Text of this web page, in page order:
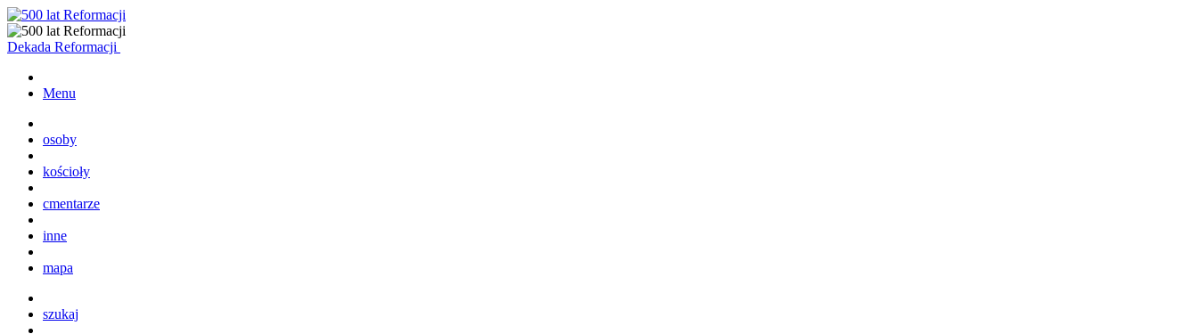
Dekada Reformacji
Menu
osoby
kościoły
cmentarze
inne
mapa
szukaj